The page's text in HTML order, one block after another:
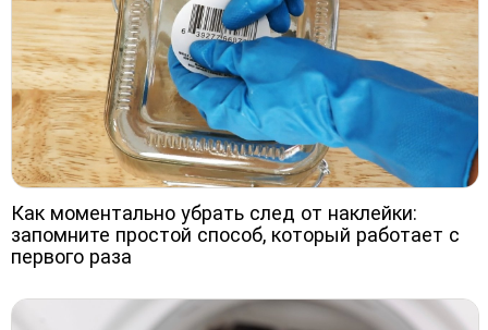
Как моментально убрать след от наклейки:
запомните простой способ, который работает с
первого раза